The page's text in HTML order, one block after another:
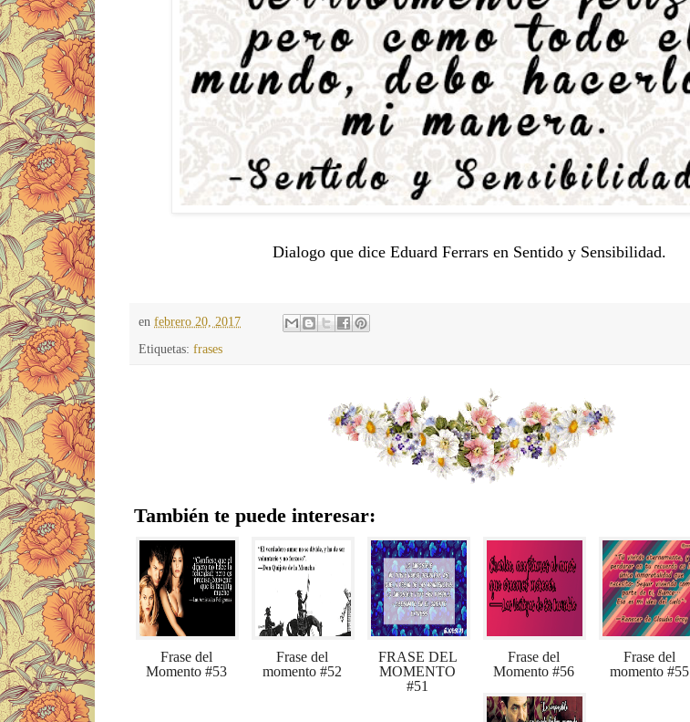
Dialogo que dice Eduard Ferrars en Sentido y Sensibilidad.
en febrero 20, 2017
Etiquetas: frases
También te puede interesar:
Frase del
Momento #53
Frase del
momento #52
FRASE DEL
MOMENTO
#51
Frase del
Momento #56
Frase del
momento #55